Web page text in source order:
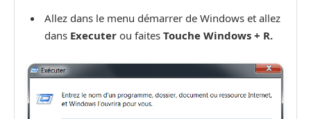
Allez dans le menu démarrer de Windows et allez
dans Executer ou faites Touche Windows + R.